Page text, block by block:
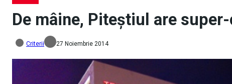
De mâine, Piteștiul are
Criterii 27 Noiembrie 2014